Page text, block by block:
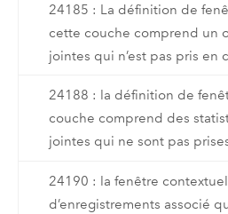
24185 : La définition de
cette couche comprend un
jointes qui n’est pas pris en
24188 : la définition de
couche comprend des
jointes qui ne sont pas
24190 : la fenêtre
d’enregistrements associé